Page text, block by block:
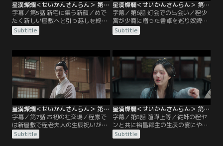
星漢燦爛＜せいかんさんらん＞ 第05話／字幕
字幕／第5話 新宅に集う新顔／めで
たく新しい屋敷へと引っ越しを終え
た程家に、正月を迎えるため程老夫
人の三男夫婦と程始の次男の程頌、
する。三男の程止を溺愛する老夫人
は大喜びし、少商も初めて兄たちと
顔合わせをする。一方、兵器を買い
手の行方を追う凌不疑も父親の城陽
侯の屋敷で団らんするよう皇帝に命
じられていた。
Subtitle
星漢燦爛＜せいかんさんらん＞ 第06話／字幕
字幕／第6話 灯会での出会い／程少
宮が少商に贈った書卓を巡り奴婢同
士の大ゲンカが起きてしまった程
家。はなから少商に非があると誤解
に両者の奴婢だけに罰を与えようと
するが、少商は母の不公平さを訴え
る。慌てて三叔母である桑舜華が間
に入ることで事態は収拾するのだっ
た。少商は三叔母の仲立ちもあり念
願だった灯会にやってくるが…。
Subtitle
星漢燦爛＜せいかんさんらん＞ 第07話／字幕
字幕／第7話 お初の社交場／程家で
は新屋敷で程老夫人の生辰祝いが行
われていた。都の名門世家も集う
中、楼家の楼リーや王家の王リンと
Subtitle
星漢燦爛＜せいかんさんらん＞ 第08話／字幕
字幕／第8話 喧嘩上等／従姉の程ヤ
ンと共に裕昌郡主の生辰の宴にやっ
てきた程少商は万家の末子・万萋萋
と意気投合する。しかし灯会で凌不
Subtitle